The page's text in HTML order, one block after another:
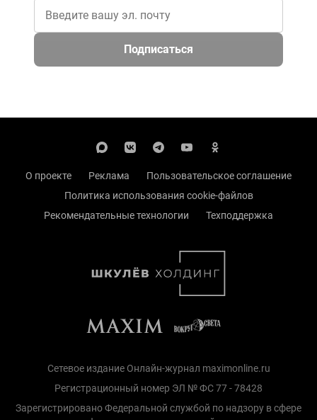
Подписаться
О проекте Реклама
Пользовательское соглашение
Политика использования cookie-файлов
Рекомендательные технологии
Техподдержка
Сетевое издание Онлайн-журнал maximonline.ru
Регистрационный номер ЭЛ № ФС 77 - 78428
Зарегистрировано Федеральной службой по надзору в сфере